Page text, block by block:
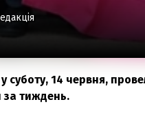
у суботу, 14 червня,
за тиждень.